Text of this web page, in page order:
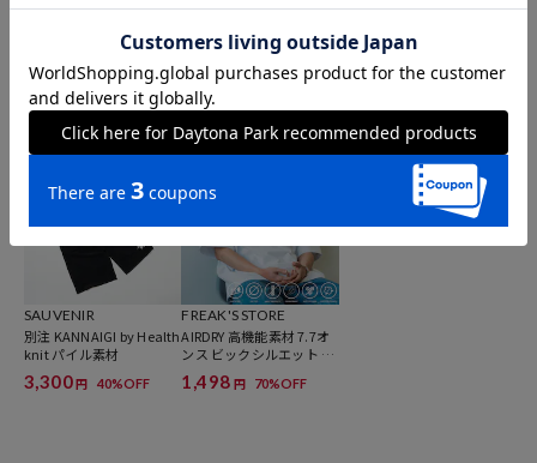
KANNAIGI パウダー加工
裏毛セットアップ ナップ
サック付き
3,960円 40%OFF
SAUVENIR
別注 オールナイトサウナ
KANNAIGI 裏毛セットア
ップ ナップサック付き
3,960
SAUVENIR
別注 KANNAIGI by Health
knit 裏毛素材
SAUVENIR
別注 KANNAIGI by Health
knit パイル素材
3,300円 40%OFF
FREAK'S STORE
AIRDRY 高機能素材 7.7オ
ンス ビックシルエット ク
ルーネック ポケットTシ
ャツ/吸水速乾/遮熱性/UV
1,498 円 70%OFF